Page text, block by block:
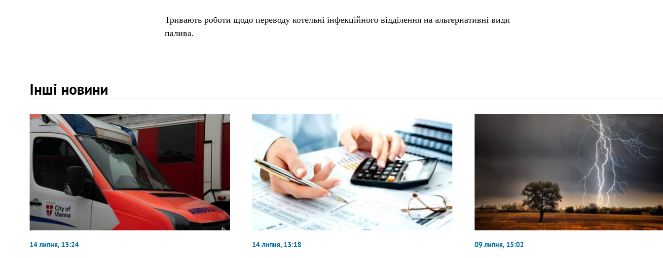
Тривають роботи щодо переводу котельні інфекційного відділення на альтернативні види
палива.
Інші новини
14 липня, 13:24 14 липня, 13:18 09 липня, 15:02